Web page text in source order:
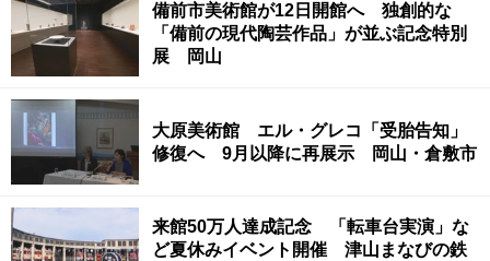
備前市美術館が12日開館へ 独創的な
「備前の現代陶芸作品」が並ぶ記念特別
展 岡山
大原美術館 エル・グレコ「受胎告知」
修復へ 9月以降に再展示 岡山・倉敷市
来館50万人達成記念 「転車台実演」な
ど夏休みイベント開催 津山まなびの鉄